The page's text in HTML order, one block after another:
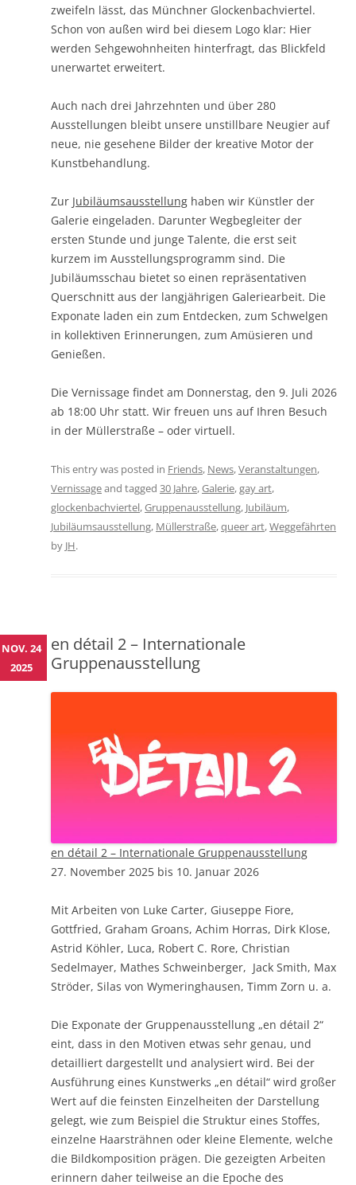
zweifeln lässt, das Münchner Glockenbachviertel.
Schon von außen wird bei diesem Logo klar: Hier
werden Sehgewohnheiten hinterfragt, das Blickfeld
unerwartet erweitert.
Auch nach drei Jahrzehnten und über 280
Ausstellungen bleibt unsere unstillbare Neugier auf
neue, nie gesehene Bilder der kreative Motor der
Kunstbehandlung.
Zur Jubiläumsausstellung haben wir Künstler der
Galerie eingeladen. Darunter Wegbegleiter der
ersten Stunde und junge Talente, die erst seit
kurzem im Ausstellungsprogramm sind. Die
Jubiläumsschau bietet so einen repräsentativen
Querschnitt aus der langjährigen Galeriearbeit. Die
Exponate laden ein zum Entdecken, zum Schwelgen
in kollektiven Erinnerungen, zum Amüsieren und
Genießen.
Die Vernissage findet am Donnerstag, den 9. Juli 2026
ab 18:00 Uhr statt. Wir freuen uns auf Ihren Besuch
in der Müllerstraße – oder virtuell.
This entry was posted in Friends, News,Veranstaltungen,
Vernissageand tagged 30 Jahre,Galerie,gay art,
glockenbachviertel,Gruppenausstellung, Jubiläum,
Jubiläumsausstellung, Müllerstraße,queer art,Weggefährten
by JH.
en détail 2 – Internationale
Gruppenausstellung
en détail 2 – Internationale Gruppenausstellung
27. November 2025 bis 10. Januar 2026
Mit Arbeiten von Luke Carter, Giuseppe Fiore,
Gottfried, Graham Groans, Achim Horras, Dirk Klose,
Astrid Köhler, Luca, Robert C. Rore, Christian
Sedelmayer, Mathes Schweinberger, Jack Smith, Max
Ströder, Silas von Wymeringhausen, Timm Zorn u. a.
Die Exponate der Gruppenausstellung „en détail 2“
eint, dass in den Motiven etwas sehr genau, und
detailliert dargestellt und analysiert wird. Bei der
Ausführung eines Kunstwerks „en détail“ wird großer
Wert auf die feinsten Einzelheiten der Darstellung
gelegt, wie zum Beispiel die Struktur eines Stoffes,
einzelne Haarsträhnen oder kleine Elemente, welche
die Bildkomposition prägen. Die gezeigten Arbeiten
erinnern daher teilweise an die Epoche des
NOV. 24
2025